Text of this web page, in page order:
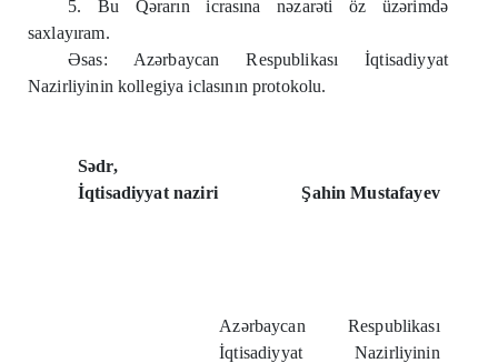
5. Bu Qərarın icrasına nəzarəti öz üzərimdə
saxlayıram.
Əsas: Azərbaycan Respublikası İqtisadiyyat
Nazirliyinin kollegiya iclasının protokolu.
Sədr,
İqtisadiyyat naziri
Şahin Mustafayev
Azərbaycan Respublikası
İqtisadiyyat Nazirliyinin